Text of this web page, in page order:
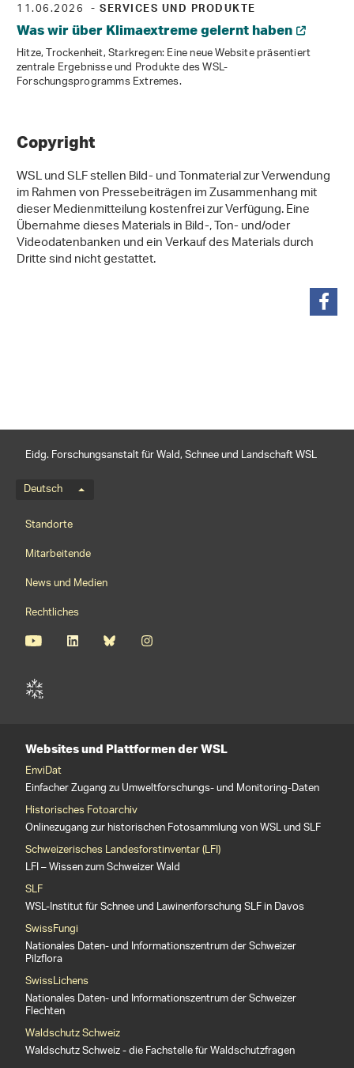
11.06.2026 - SERVICES UND PRODUKTE
Was wir über Klimaextreme gelernt haben
Hitze, Trockenheit, Starkregen: Eine neue Website präsentiert
zentrale Ergebnisse und Produkte des WSL-
Forschungsprogramms Extremes.
Copyright
WSL und SLF stellen Bild- und Tonmaterial zur Verwendung
im Rahmen von Pressebeiträgen im Zusammenhang mit
dieser Medienmitteilung kostenfrei zur Verfügung. Eine
Übernahme dieses Materials in Bild-, Ton- und/oder
Videodatenbanken und ein Verkauf des Materials durch
Dritte sind nicht gestattet.
Eidg. Forschungsanstalt für Wald, Schnee und Landschaft WSL
Sprachmenü
Deutsch
Footernavigation
Standorte
Mitarbeitende
News und Medien
Rechtliches
Websites und Plattformen der WSL
EnviDat
Einfacher Zugang zu Umweltforschungs- und Monitoring-Daten
Historisches Fotoarchiv
Onlinezugang zur historischen Fotosammlung von WSL und SLF
Schweizerisches Landesforstinventar (LFI)
LFI – Wissen zum Schweizer Wald
SLF
WSL-Institut für Schnee und Lawinenforschung SLF in Davos
SwissFungi
Nationales Daten- und Informationszentrum der Schweizer
Pilzflora
SwissLichens
Nationales Daten- und Informationszentrum der Schweizer
Flechten
Waldschutz Schweiz
Waldschutz Schweiz - die Fachstelle für Waldschutzfragen